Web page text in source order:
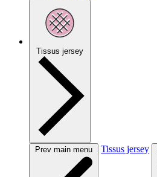
Tissus jersey
Prev main menu Tissus jersey